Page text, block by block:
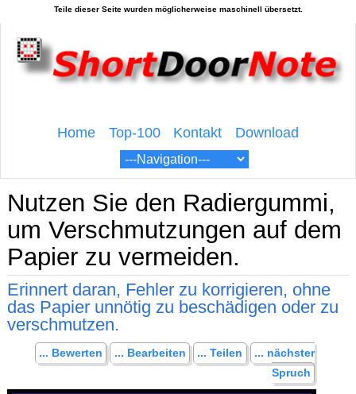
Home Top-100 Kontakt Download
Nutzen Sie den Radiergummi,
um Verschmutzungen auf dem
Papier zu vermeiden.
Erinnert daran, Fehler zu korrigieren, ohne
das Papier unnötig zu beschädigen oder zu
verschmutzen.
... Bewerten ... Bearbeiten ... Teilen
... nächster
Spruch